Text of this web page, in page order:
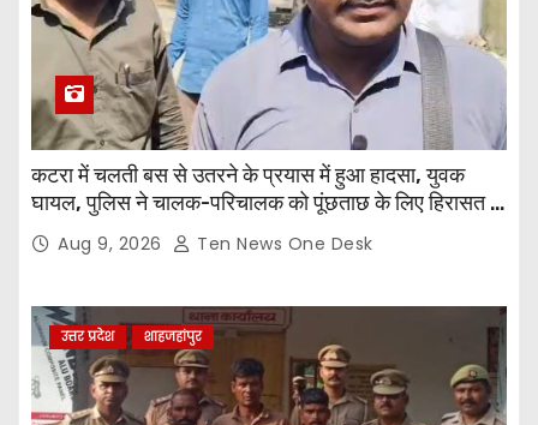
कटरा में चलती बस से उतरने के प्रयास में हुआ हादसा, युवक
घायल, पुलिस ने चालक-परिचालक को पूंछताछ के लिए हिरासत में
लियाAug 9, 2026 Ten News One Desk
उत्तर प्रदेश शाहजहांपुर